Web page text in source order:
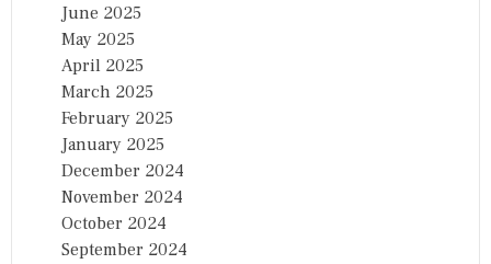
June 2025
May 2025
April 2025
March 2025
February 2025
January 2025
December 2024
November 2024
October 2024
September 2024